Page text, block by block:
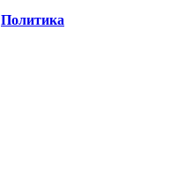
Политика